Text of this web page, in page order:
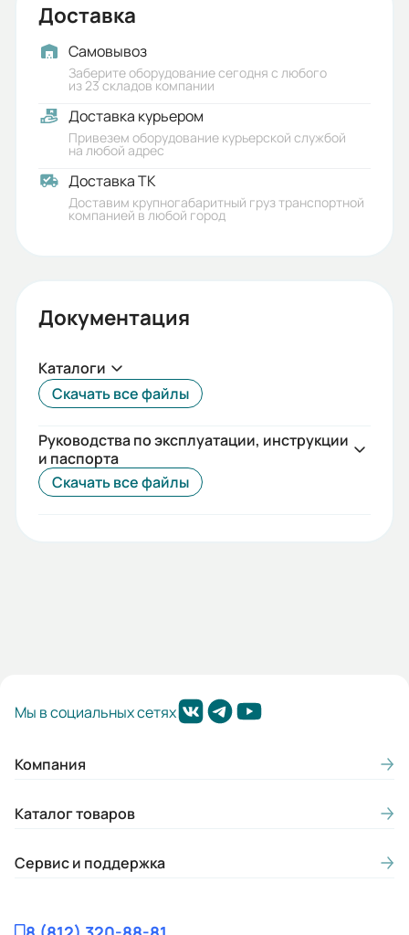
Гарантия, лет:
1
Срок службы, лет:
10
Вес (кг):
4
Габариты (ШхВхГ, м):
Доставка
Самовывоз
Заберите оборудование сегодня с любого
из 23 складов компании
Доставка курьером
Привезем оборудование курьерской службой
на любой адрес
Доставка ТК
Доставим крупногабаритный груз транспортной
компанией в любой город
Документация
Каталоги
Скачать все файлы
Руководства по эксплуатации, инструкции
и паспорта
Скачать все файлы
Мы в социальных сетях
Компания
Каталог товаров
Сервис и поддержка